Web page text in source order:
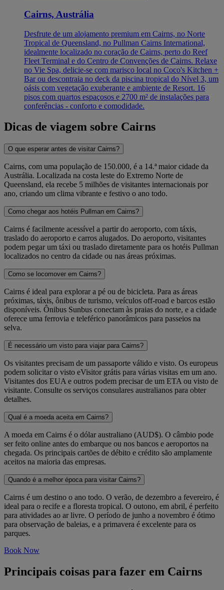
Cairns, Austrália
Desfrute de um alojamento premium em Cairns, no Norte
Tropical de Queensland, no Pullman Cairns International,
idealmente localizado no coração de Cairns, perto do Reef
Fleet Terminal e do Centro de Convenções de Cairns. Relaxe
no Vie Spa, delicie-se com marisco local no Coco's Kitchen +
Bar ou descontraia no deck da piscina tropical do Nível 3, um
oásis com vegetação exuberante e ambiente de Resort. 16
pisos com quartos espaçosos e 2700 m² de instalações para
conferências - conforto e comodidade.
Dicas de viagem sobre Cairns
O que esperar antes de visitar Cairns?
Cairns, com uma população de 150.000, é a 14.ª maior cidade da
Austrália. Localizada na costa leste do Extremo Norte de
Queensland, ela recebe 5 milhões de visitantes internacionais por
ano, criando um clima vibrante e festivo o ano todo.
Como chegar aos hotéis Pullman em Cairns?
Cairns é facilmente acessível a partir do aeroporto, com táxis,
traslado do aeroporto e carros alugados. Do aeroporto, visitantes
podem pegar um táxi ou traslado diretamente para os hotéis Pullman
localizados no centro da cidade ou nas áreas próximas.
Como se locomover em Cairns?
Cairns é ideal para explorar a pé ou de bicicleta. Para as áreas
próximas, táxis, ônibus de turismo, veículos off-road e barcos estão
disponíveis. Ônibus Sunbus conectam às praias do norte, e a cidade
oferece uma ferrovia e teleférico panorâmicos para passeios na
selva.
É necessário um visto para viajar para Cairns?
Os visitantes precisam de um passaporte válido e visto. Os europeus
podem solicitar o visto eVisitor grátis para várias visitas em um ano.
Visitantes dos EUA e outros podem precisar de um ETA ou visto de
visitante. Consulte os serviços consulares australianos para obter
detalhes.
Qual é a moeda aceita em Cairns?
A moeda em Cairns é o dólar australiano (AUD$). O câmbio pode
ser feito online antes do embarque ou nos bancos e aeroportos na
chegada. Os principais cartões de débito e crédito são amplamente
aceitos na maioria das empresas.
Quando é a melhor época para visitar Cairns?
Cairns é um destino o ano todo. O verão, de dezembro a fevereiro, é
ideal para o recife e a floresta tropical. O outono, em abril, é perfeito
para atividades ao ar livre. O período de junho a novembro é ótimo
para observação de baleias, e a primavera é excelente para os
parques.
Book Now
Principais coisas para fazer em Cairns